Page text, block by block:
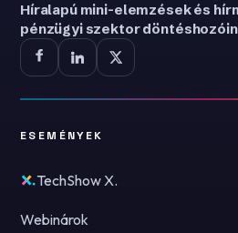
Híralapú mini-elemzések és
pénzügyi szektor
ESEMÉNYEK
TechShow X.
Webinárok